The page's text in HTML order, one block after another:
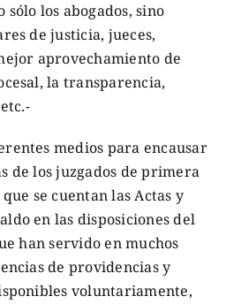
los abogados, sino
de justicia, jueces,
aprovechamiento de
la transparencia,
medios para encausar
de los juzgados de primera
se cuentan las Actas y
en las disposiciones del
han servido en muchos
de providencias y
voluntariamente,